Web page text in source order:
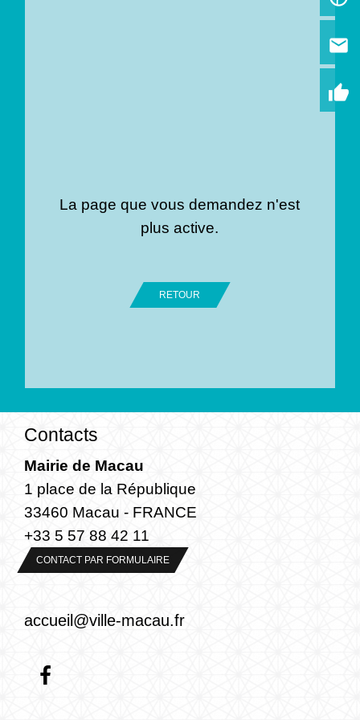
La page que vous demandez n'est
plus active.
RETOUR
email
thumb_up
Contacts
Mairie de Macau
1 place de la République
33460 Macau - FRANCE
+33 5 57 88 42 11
CONTACT PAR FORMULAIRE
accueil@ville-macau.fr